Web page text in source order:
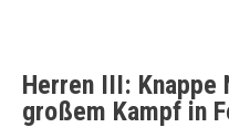
Herren III: Knappe
großem Kampf in